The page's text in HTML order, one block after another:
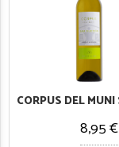
8,95 €